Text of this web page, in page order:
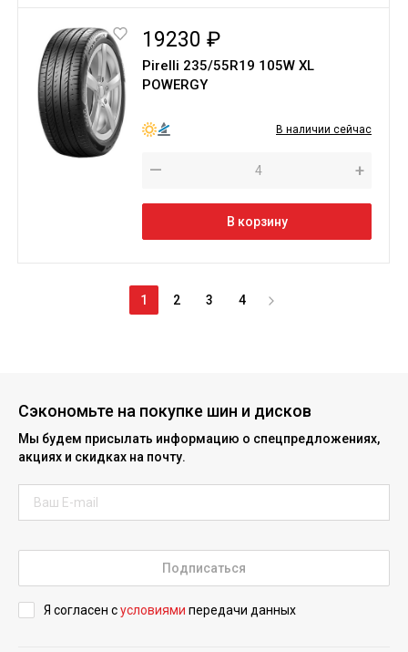
19230 ₽
Pirelli 235/55R19 105W XL
POWERGY
В наличии сейчас
— +
В корзину
1 2 3 4
Сэкономьте на покупке шин и дисков
Мы будем присылать информацию о спецпредложениях,
акциях и скидках на почту.
Подписаться
Я согласен сусловиями передачи данных